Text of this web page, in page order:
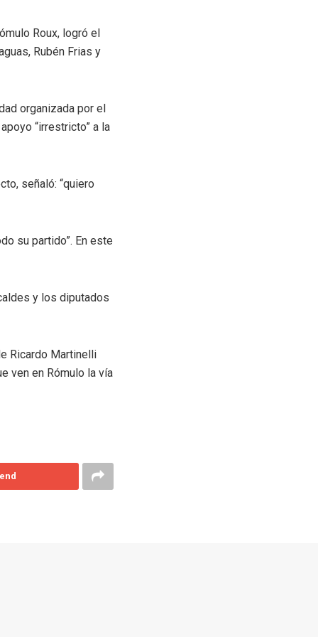
Roux, logró el
Rubén Frias y
organizada por el
“irrestricto” a la
señaló: “quiero
su partido”. En este
y los diputados
Ricardo Martinelli
ven en Rómulo la vía